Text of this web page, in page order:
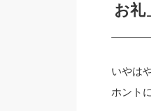
お礼
いやは
ホント